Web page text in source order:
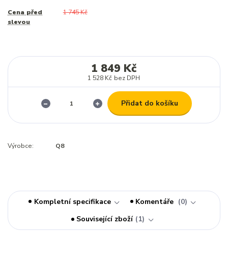
Cena před
slevou
1 745 Kč
1 849 Kč
1 528 Kč bez DPH
Přidat do košíku
Výrobce: Q8
Kompletní specifikace Komentáře
0
Související zboží
1